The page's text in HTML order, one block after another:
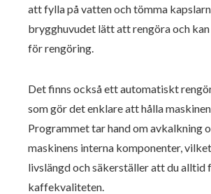
att fylla på vatten och tömma
brygghuvudet lätt att rengöra och
för rengöring.
Det finns också ett automatiskt
som gör det enklare att hålla
Programmet tar hand om avkalkning
maskinens interna komponenter,
livslängd och säkerställer att du alltid
kaffekvaliteten.